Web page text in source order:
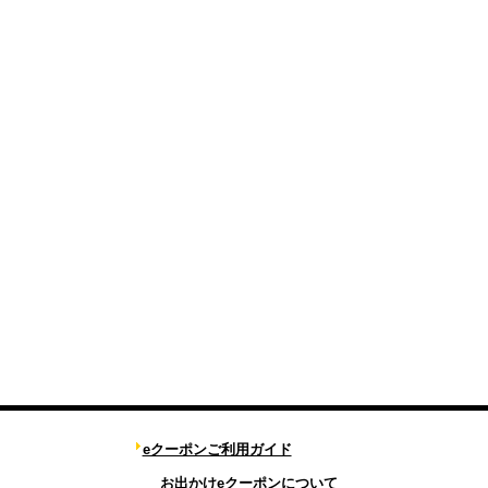
eクーポンご利用ガイド
お出かけeクーポンについて